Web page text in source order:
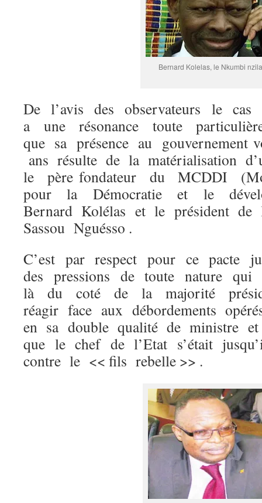
Bernard Kolelas, le Nkumbi nzila
De l’avis des observateurs le
a une résonance toute
que sa présence au gouvernement
ans résulte de la matérialisation
le père fondateur du MCDDI
pour la Démocratie et le
Bernard Kolélas et le président
Sassou Nguésso .
C’est par respect pour ce pacte
des pressions de toute nature
là du coté de la majorité
réagir face aux débordements
en sa double qualité de ministre
que le chef de l’Etat s’était
contre le << fils rebelle >> .